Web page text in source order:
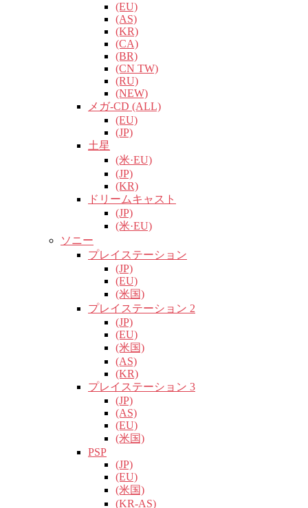
(EU)
(AS)
(KR)
(CA)
(BR)
(CN TW)
(RU)
(NEW)
メガ-CD (ALL)
(EU)
(JP)
土星
(米·EU)
(JP)
(KR)
ドリームキャスト
(JP)
(米·EU)
ソニー
プレイステーション
(JP)
(EU)
(米国)
プレイステーション 2
(JP)
(EU)
(米国)
(AS)
(KR)
プレイステーション 3
(JP)
(AS)
(EU)
(米国)
PSP
(JP)
(EU)
(米国)
(KR-AS)